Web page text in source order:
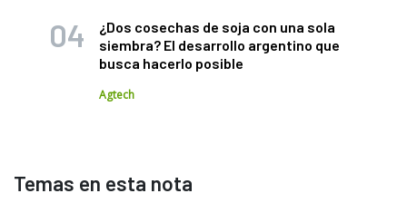
¿Dos cosechas de soja con una sola
siembra? El desarrollo argentino que
busca hacerlo posible
Agtech
Temas en esta nota